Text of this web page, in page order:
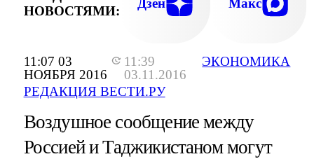
11:07 03
НОЯБРЯ 2016
11:39
03.11.2016
РЕДАКЦИЯ ВЕСТИ.РУ
ЭКОНОМИКА
НОВОСТЯМИ:
Дзен Макс
Воздушное сообщение между
Россией и Таджикистаном могут